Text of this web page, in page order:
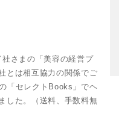
さまの「美容の経営プ
とは相互協力の関係でご
「セレクトBooks」でヘ
した。（送料、手数料無